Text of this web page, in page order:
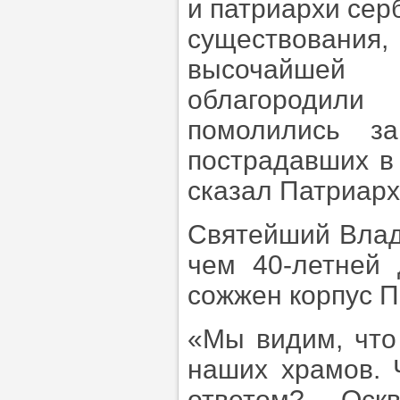
и патриархи
высочайшей
помолились
пострадавших
сказал
Святейший
чем 40-летней
сожжен корпус
«Мы видим, что
наших храмов.